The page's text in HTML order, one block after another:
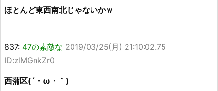
ほとんど東西南北じゃないかｗ
837: 47の素敵な 2019/03/25(月) 21:10:02.75
ID:zlMGnkZr0
西蒲区(´・ω・｀)